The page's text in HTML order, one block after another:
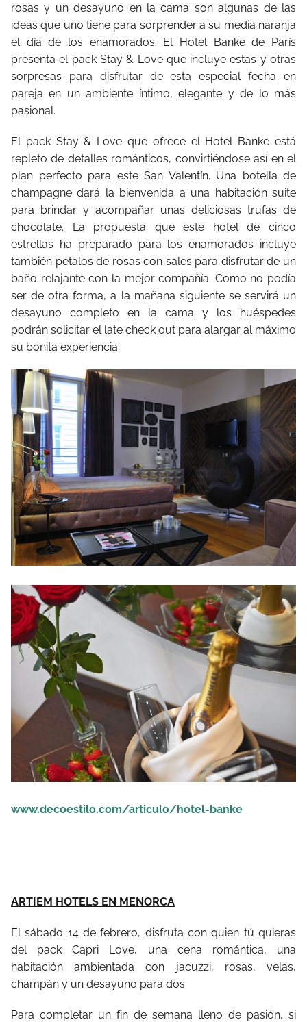
rosas y un desayuno en la cama son algunas de las
ideas que uno tiene para sorprender a su media naranja
el día de los enamorados. El Hotel Banke de París
presenta el pack Stay & Love que incluye estas y otras
sorpresas para disfrutar de esta especial fecha en
pareja en un ambiente íntimo, elegante y de lo más
pasional.
El pack Stay & Love que ofrece el Hotel Banke está
repleto de detalles románticos, convirtiéndose así en el
plan perfecto para este San Valentín. Una botella de
champagne dará la bienvenida a una habitación suite
para brindar y acompañar unas deliciosas trufas de
chocolate. La propuesta que este hotel de cinco
estrellas ha preparado para los enamorados incluye
también pétalos de rosas con sales para disfrutar de un
baño relajante con la mejor compañía. Como no podía
ser de otra forma, a la mañana siguiente se servirá un
desayuno completo en la cama y los huéspedes
podrán solicitar el late check out para alargar al máximo
su bonita experiencia.
www.decoestilo.com/articulo/hotel-banke
ARTIEM HOTELS EN MENORCA
El sábado 14 de febrero, disfruta con quien tú quieras
del pack Capri Love, una cena romántica, una
habitación ambientada con jacuzzi, rosas, velas,
champán y un desayuno para dos.
Para completar un fin de semana lleno de pasión, si